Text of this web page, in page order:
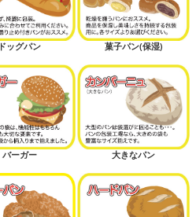
ドッグパン 菓子パン(保湿)
バーガー 大きなパン